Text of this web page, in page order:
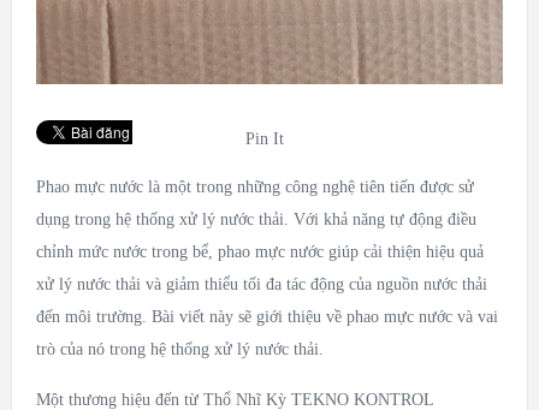
Pin It
Phao mực nước là một trong những công nghệ tiên tiến được sử
dụng trong hệ thống xử lý nước thải. Với khả năng tự động điều
chỉnh mức nước trong bể, phao mực nước giúp cải thiện hiệu quả
xử lý nước thải và giảm thiểu tối đa tác động của nguồn nước thải
đến môi trường. Bài viết này sẽ giới thiệu về phao mực nước và vai
trò của nó trong hệ thống xử lý nước thải.
Một thương hiệu đến từ Thổ Nhĩ Kỳ TEKNO KONTROL